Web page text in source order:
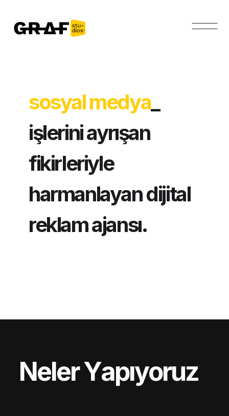
pro_
işlerini ayrışan
fikirleriyle
harmanlayan dijital
reklam ajansı.
NelerYapıyoruz